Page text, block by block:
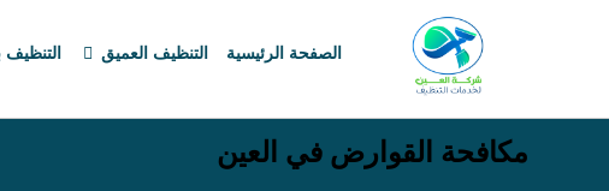
الصفحة الرئيسية التنظيف العميق التنظيف
مكافحة القوارض في العين